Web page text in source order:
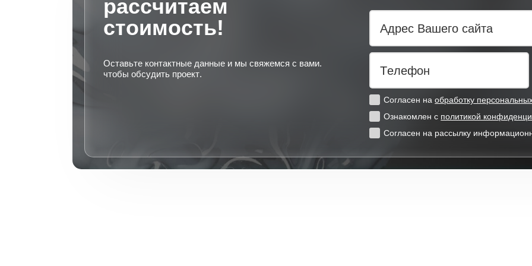
рассчитаем
стоимость!
Оставьте контактные данные и мы свяжемся с вами.
чтобы обсудить проект.
Адрес Вашего сайта
Телефон
Согласен наобработку
Ознакомлен с политикой
Согласен на рассылку